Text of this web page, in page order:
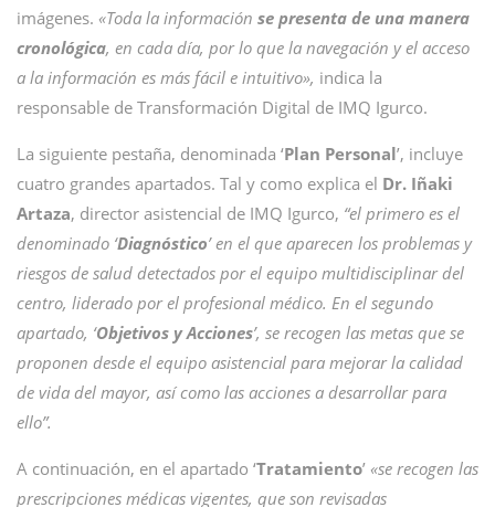
imágenes. «Toda la información se presenta de una manera
cronológica, en cada día, por lo que la navegación y el acceso
a la información es más fácil e intuitivo», indica la
responsable de Transformación Digital de IMQ Igurco.
La siguiente pestaña, denominada ‘Plan Personal’, incluye
cuatro grandes apartados. Tal y como explica el Dr. Iñaki
Artaza, director asistencial de IMQ Igurco, “el primero es el
denominado ‘Diagnóstico’ en el que aparecen los problemas y
riesgos de salud detectados por el equipo multidisciplinar del
centro, liderado por el profesional médico. En el segundo
apartado, ‘Objetivos y Acciones’, se recogen las metas que se
proponen desde el equipo asistencial para mejorar la calidad
de vida del mayor, así como las acciones a desarrollar para
ello”.
A continuación, en el apartado ‘Tratamiento’ «se recogen las
prescripciones médicas vigentes, que son revisadas